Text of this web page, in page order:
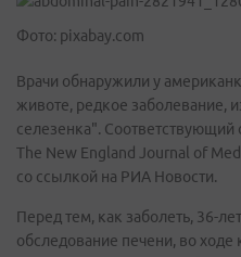
Фото: pixabay.com
Врачи обнаружили у
животе, редкое заболевание,
селезенка". Соответствующий
The New England Journal of
со ссылкой на РИА Новости.
Перед тем, как заболеть, 36-
обследование печени, во ходе